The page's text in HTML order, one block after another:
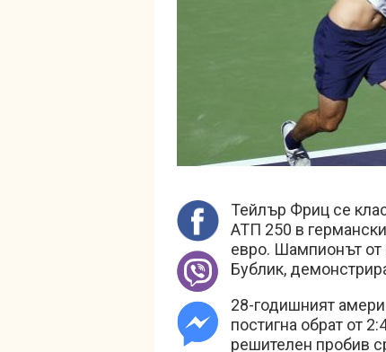
Тейлър Фриц се
АТП 250 в
евро. Шампионът от
Бублик,
28-годишният
постигна обрат от
решителен пробив